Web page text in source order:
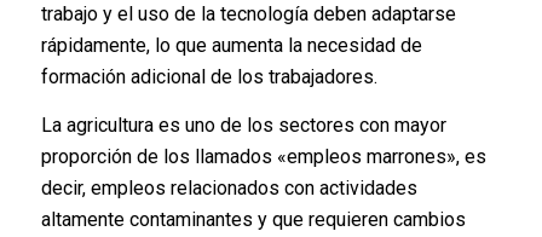
trabajo y el uso de la tecnología deben adaptarse
rápidamente, lo que aumenta la necesidad de
formación adicional de los trabajadores.
La agricultura es uno de los sectores con mayor
proporción de los llamados «empleos marrones», es
decir, empleos relacionados con actividades
altamente contaminantes y que requieren cambios